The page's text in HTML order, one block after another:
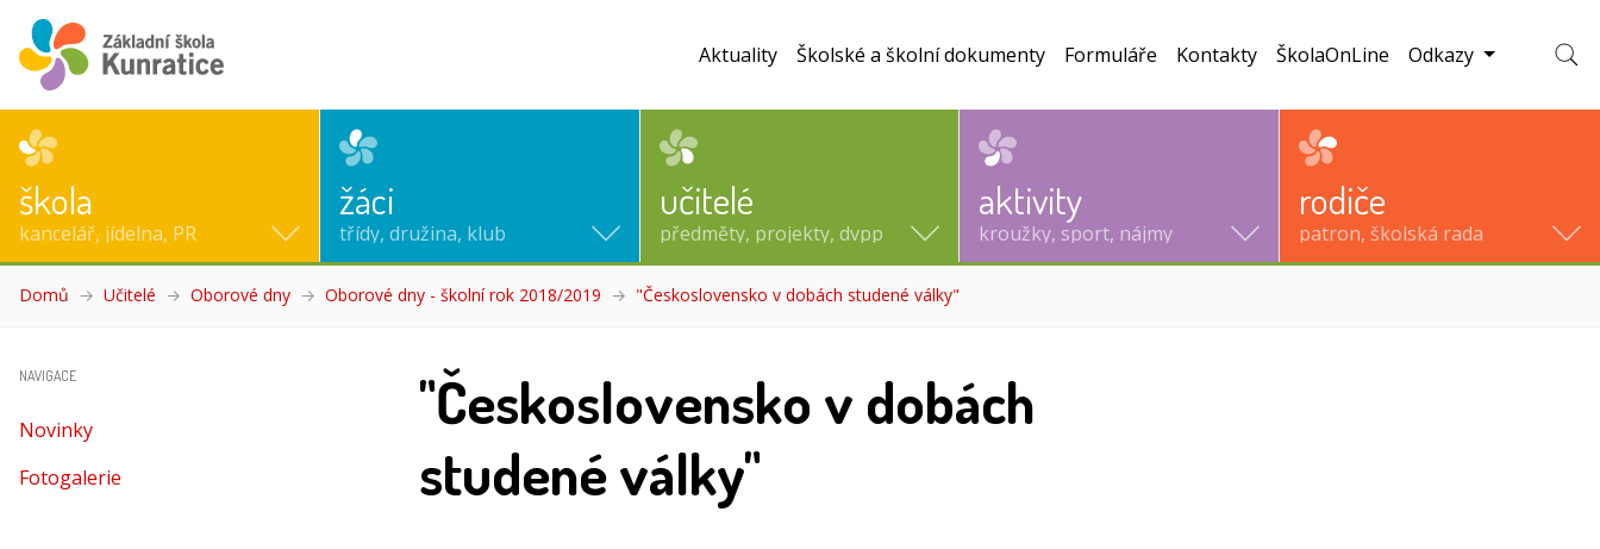
škola
kancelář, jídelna, PR
žáci
třídy, družina, klub
učitelé
předměty, projekty, dvpp
aktivity
kroužky, sport, nájmy
rodiče
patron, školská rada
Aktuality Školské a školní dokumenty Formuláře Kontakty ŠkolaOnLine Odkazy
Domů Učitelé Oborové dny Oborové dny - školní rok 2018/2019 "Československo v dobách studené války"
NAVIGACE
Novinky
Fotogalerie
"Československo v dobách
studené války"